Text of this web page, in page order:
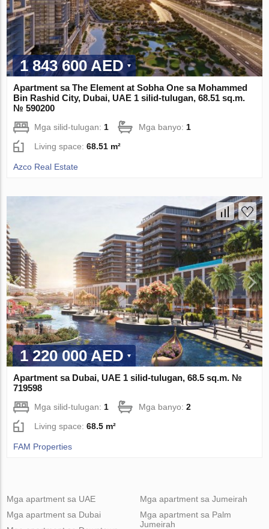
1 843 600 AED
Apartment sa The Element at Sobha One sa Mohammed
Bin Rashid City, Dubai, UAE 1 silid-tulugan, 68.51 sq.m.
№ 590200
Mga silid-tulugan: 1 Mga banyo: 1
Living space:68.51 m²
Azco Real Estate
1 220 000 AED
Apartment sa Dubai, UAE 1 silid-tulugan, 68.5 sq.m. №
719598
Mga silid-tulugan:1 Mga banyo:2
Living space:68.5 m²
FAM Properties
Mga apartment sa UAE
Mga apartment sa Dubai
Mga apartment sa Jumeirah
Mga apartment sa Palm
Jumeirah